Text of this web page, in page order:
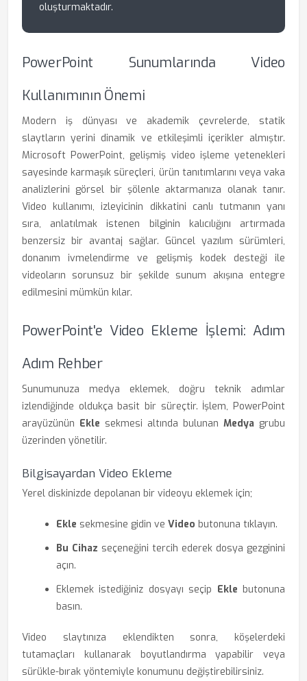
oluşturmaktadır.
PowerPoint Sunumlarında Video
Kullanımının Önemi
Modern iş dünyası ve akademik çevrelerde, statik
slaytların yerini dinamik ve etkileşimli içerikler almıştır.
Microsoft PowerPoint, gelişmiş video işleme yetenekleri
sayesinde karmaşık süreçleri, ürün tanıtımlarını veya vaka
analizlerini görsel bir şölenle aktarmanıza olanak tanır.
Video kullanımı, izleyicinin dikkatini canlı tutmanın yanı
sıra, anlatılmak istenen bilginin kalıcılığını artırmada
benzersiz bir avantaj sağlar. Güncel yazılım sürümleri,
donanım ivmelendirme ve gelişmiş kodek desteği ile
videoların sorunsuz bir şekilde sunum akışına entegre
edilmesini mümkün kılar.
PowerPoint'e Video Ekleme İşlemi: Adım
Adım Rehber
Sunumunuza medya eklemek, doğru teknik adımlar
izlendiğinde oldukça basit bir süreçtir. İşlem, PowerPoint
arayüzünün Ekle sekmesi altında bulunan Medya grubu
üzerinden yönetilir.
Bilgisayardan Video Ekleme
Yerel diskinizde depolanan bir videoyu eklemek için;
Ekle sekmesine gidin ve Video butonuna tıklayın.
Bu Cihaz seçeneğini tercih ederek dosya gezginini
açın.
Eklemek istediğiniz dosyayı seçip Ekle butonuna
basın.
Video slaytınıza eklendikten sonra, köşelerdeki
tutamaçları kullanarak boyutlandırma yapabilir veya
sürükle-bırak yöntemiyle konumunu değiştirebilirsiniz.